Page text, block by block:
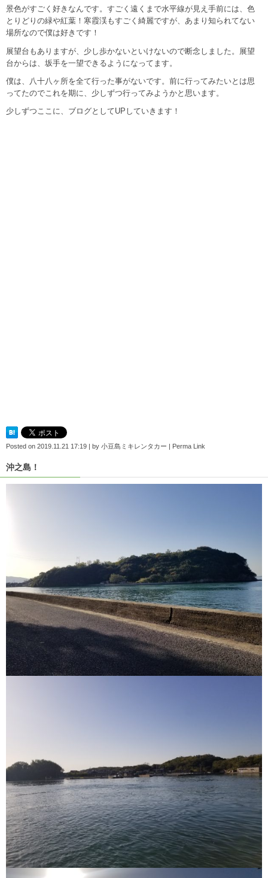
景色がすごく好きなんです。すごく遠くまで水平線が見え手前には、色
とりどりの緑や紅葉！寒霞渓もすごく綺麗ですが、あまり知られてない
場所なので僕は好きです！
展望台もありますが、少し歩かないといけないので断念しました。展望
台からは、坂手を一望できるようになってます。
僕は、八十八ヶ所を全て行った事がないです。前に行ってみたいとは思
ってたのでこれを期に、少しずつ行ってみようかと思います。
少しずつここに、ブログとしてUPしていきます！
Posted on 2019.11.21 17:19 | by 小豆島ミキレンタカー | Perma Link
沖之島！